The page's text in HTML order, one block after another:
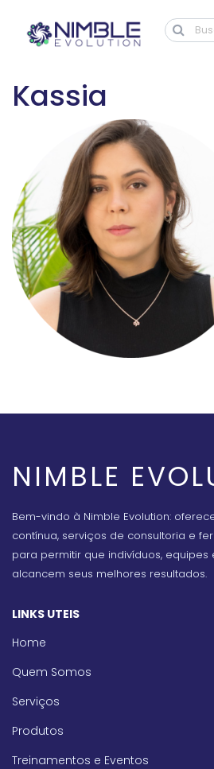
Kassia
NIMBLE
Bem-vindo à Nimble Evolution:
contínua, serviços de consultoria e
para permitir que indivíduos, equipes
alcancem seus melhores resultados.
LINKS UTEIS
Home
Quem Somos
Serviços
Produtos
Treinamentos e Eventos